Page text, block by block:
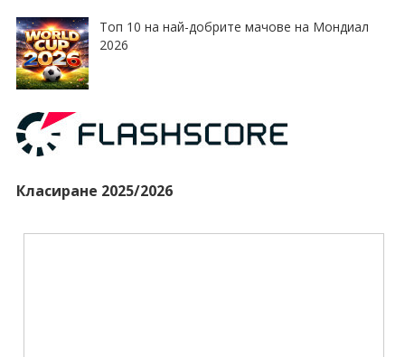
Топ 10 на най-добрите мачове на Мондиал
2026
Класиране 2025/2026